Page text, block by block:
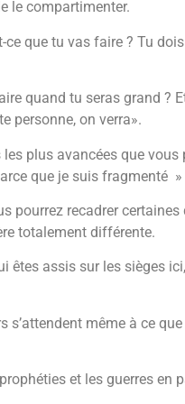
le compartimenter.
que tu vas faire ? Tu
quand tu seras grand ?
personne, on verra».
les plus avancées que
que je suis fragmenté »
pourrez recadrer
totalement différente.
êtes assis sur les sièges
même à ce
et les guerres en